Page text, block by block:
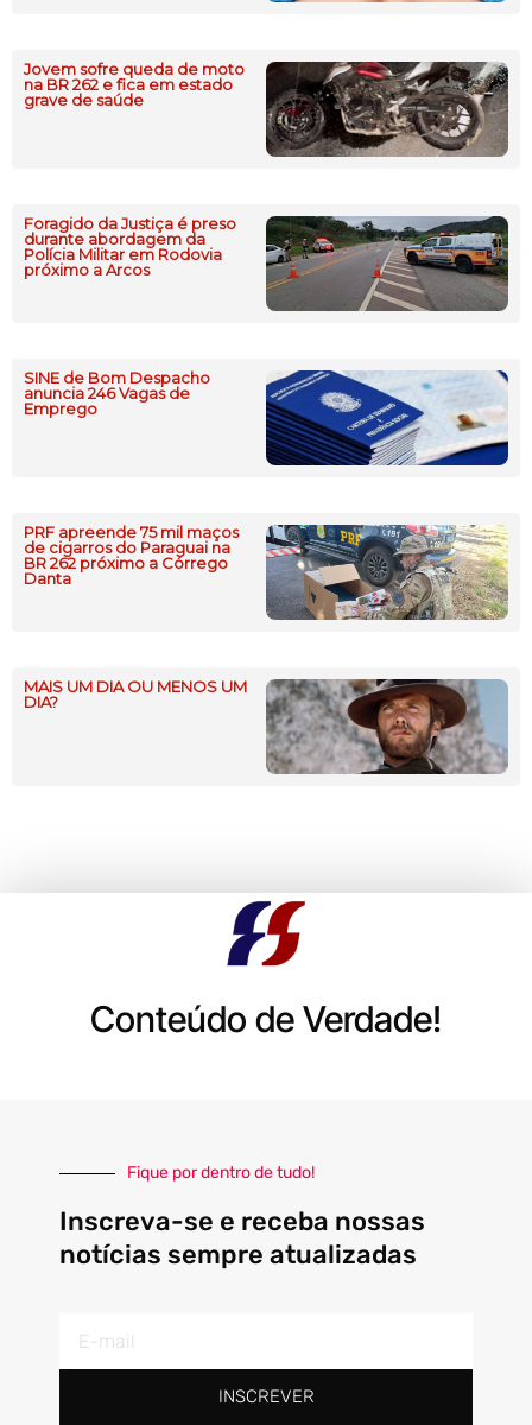
Jovem sofre queda de moto
na BR 262 e fica em estado
grave de saúde
Foragido da Justiça é preso
durante abordagem da
Polícia Militar em Rodovia
próximo a Arcos
SINE de Bom Despacho
anuncia 246 Vagas de
Emprego
PRF apreende 75 mil maços
de cigarros do Paraguai na
BR 262 próximo a Córrego
Danta
MAIS UM DIA OU MENOS UM
DIA?
Conteúdo de Verdade!
Fique por dentro de tudo!
Inscreva-se e receba nossas
notícias sempre atualizadas
mail
INSCREVER